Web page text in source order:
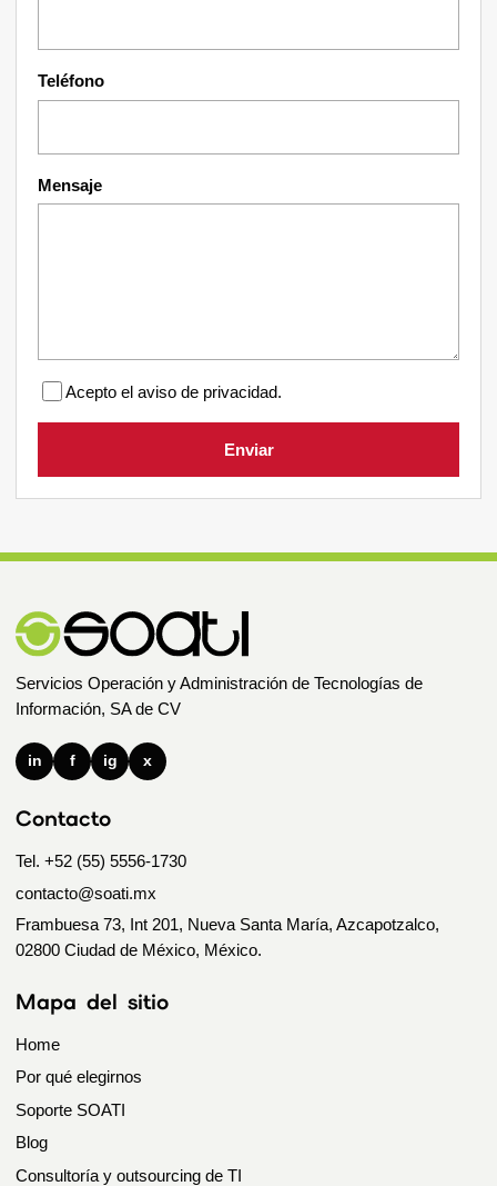
Teléfono
Mensaje
Acepto el aviso de privacidad.
Enviar
Servicios Operación y Administración de Tecnologías de
Información, SA de CV
in f ig x
Contacto
Tel. +52 (55) 5556-1730
contacto@soati.mx
Frambuesa 73, Int 201, Nueva Santa María, Azcapotzalco,
02800 Ciudad de México, México.
Mapa del sitio
Home
Por qué elegirnos
Soporte SOATI
Blog
Consultoría y outsourcing de TI